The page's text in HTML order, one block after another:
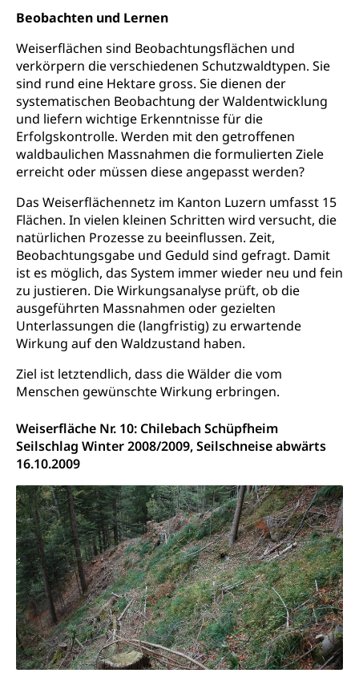
Beobachten und Lernen
Weiserflächen sind Beobachtungsflächen und
verkörpern die verschiedenen Schutzwaldtypen. Sie
sind rund eine Hektare gross. Sie dienen der
systematischen Beobachtung der Waldentwicklung
und liefern wichtige Erkenntnisse für die
Erfolgskontrolle. Werden mit den getroffenen
waldbaulichen Massnahmen die formulierten Ziele
erreicht oder müssen diese angepasst werden?
Das Weiserflächennetz im Kanton Luzern umfasst 15
Flächen. In vielen kleinen Schritten wird versucht, die
natürlichen Prozesse zu beeinflussen. Zeit,
Beobachtungsgabe und Geduld sind gefragt. Damit
ist es möglich, das System immer wieder neu und fein
zu justieren. Die Wirkungsanalyse prüft, ob die
ausgeführten Massnahmen oder gezielten
Unterlassungen die (langfristig) zu erwartende
Wirkung auf den Waldzustand haben.
Ziel ist letztendlich, dass die Wälder die vom
Menschen gewünschte Wirkung erbringen.
Weiserfläche Nr. 10: Chilebach Schüpfheim
Seilschlag Winter 2008/2009, Seilschneise abwärts
16.10.2009
Sorge
Adoption
Aufenthaltsbewilligungen
Niederlassungsbewilligung, Aufenthalt,
Niederlassung, Wohnsitz
Amt für Migration
Ausweise und Bescheinigungen
Reisepass, Identitätskarte, Visum, Geburtsurkunde
Jagdausweis, Fischereiausweis
Strafregisterauszug bestellen
Waffen, Sprengstoffe und Pyrotechnik
Reisepass, Identitätskarte
Strassenverkehrsamt (Führerausweis,
Fahrzeugausweis)
Namensänderungen
Einbürgerung
Nationalität, Staatsangehörigkeit,
Staatsbürgerschaft, Bürgerrecht, Erwerb des
Bürgerrechts, Verlust des Bürgerrechts,
Einbürgerungsverfahren
Einbürgerungen
Geburt
Geburtsurkunde, Geburtsschein, Geburtsanzeige
Familienzulagen (WAS Luzern)
Schwangerschaft / Geburt (gruezi.lu.ch)
Kinder und Jugendliche
Mündigkeit, Kindesschutz, Jugendschutz
Kinder- und Jugendförderung
Psychische Gesundheit
Pflege / Pflegeheim
Hauspflege, spitalexterne Pflege, Spitex
Betreuende Angehörige
Pflegeheimliste und freie Pflegeplätze
Betreuung von Angehörigen (WAS Luzern)
Religion
Kirche, Gottesdienst, Seelsorge,
Religionsgemeinschaft
Religionsvielfalt Im Kanton Luzern (unilu)
Religion (gruezi.lu.ch)
Sport
Freizeitaktivitäten, Schulsport, Spitzensport,
Breitensport, Jugend und Sport, Sportanlagen
Olympiateam Kanton Luzern
Offene Sporthallen
Tiere
Haustiere, Heimtiere, Wildtiere, Veterinärmedizin,